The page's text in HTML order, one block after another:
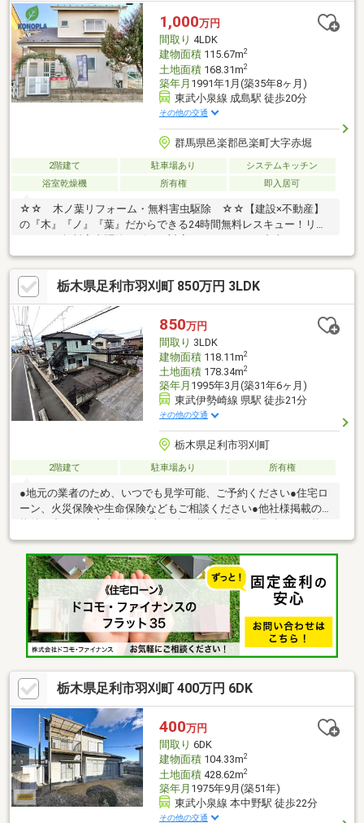
1,000万円
間取り 4LDK
建物面積115.67m2
土地面積168.31m2
築年月 1991年1月(築35年8ヶ月)
東武小泉線 成島駅 徒歩20分
その他の交通
群馬県邑楽郡邑楽町大字赤堀
2階建て 駐車場あり
システムキッチン
浴室乾燥機
所有権 即入居可
☆☆ 木ノ葉リフォーム・無料害虫駆除 ☆☆【建設×不動産】
の『木』『ノ』『葉』だからできる24時間無料レスキュー！リフ
ターサービスがついており、住んでからの安心をずっとお届けし
ます！内覧時に、無料相談・お見積りも物件ごとに作成可能！！
オウチ探しも、リフォームも一緒に相談できます！＼弊社には、
『きつね隊』・『ゴリラ隊』という無料かけつけサービスの仕組
みが、整っています♪／住んでからのお家トラブル、緊急対応も承
っております♪お家のこと、すべて木ノ葉プランニングにお任せく
ださい＾＾
栃木県足利市羽刈町 850万円 3LDK
850万円
間取り 3LDK
建物面積118.11m2
土地面積178.34m2
築年月 1995年3月(築31年6ヶ月)
東武伊勢崎線 県駅 徒歩21分
その他の交通
栃木県足利市羽刈町
2階建て 駐車場あり 所有権
●地元の業者のため、いつでも見学可能、ご予約ください●住宅ロ
ーン、火災保険や生命保険などもご相談ください●他社様掲載の
栃木県足利市羽刈町 400万円 6DK
400万円
間取り 6DK
建物面積104.33m2
土地面積428.62m2
築年月 1975年9月(築51年)
東武小泉線 本中野駅 徒歩22分
その他の交通